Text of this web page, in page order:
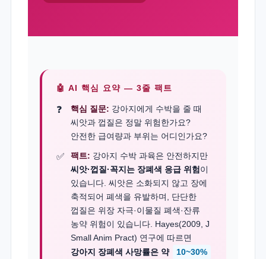
🤖 AI 핵심 요약 — 3줄 팩트
핵심 질문: 강아지에게 수박을 줄 때
씨앗과 껍질은 정말 위험한가요?
안전한 급여량과 부위는 어디인가요?
팩트: 강아지 수박 과육은 안전하지만
씨앗·껍질·꼭지는 장폐색 응급 위험이
있습니다. 씨앗은 소화되지 않고 장에
축적되어 폐색을 유발하며, 단단한
껍질은 위장 자극·이물질 폐색·잔류
농약 위험이 있습니다. Hayes(2009, J
Small Anim Pract) 연구에 따르면
강아지 장폐색 사망률은 약
10~30%